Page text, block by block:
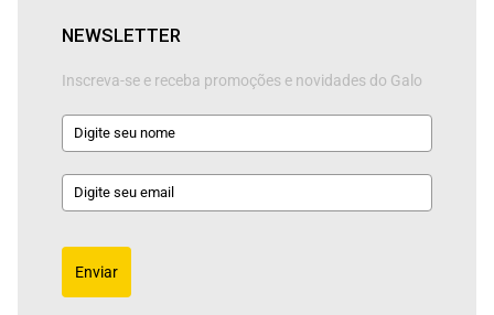
NEWSLETTER
Inscreva-se e receba promoções e novidades do Galo
Enviar